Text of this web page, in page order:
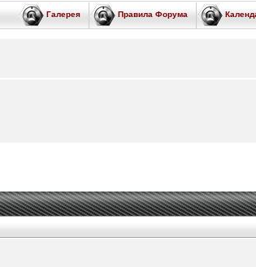
Правила Форума
Галерея